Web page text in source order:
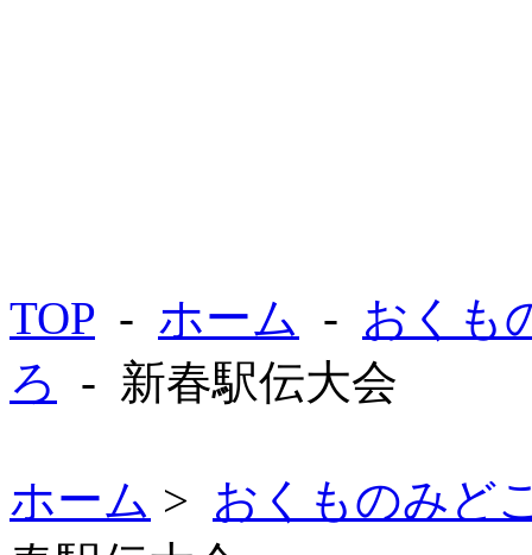
TOP - ホーム - おくも
ろ
- 新春駅伝大会
ホーム > おくものみど